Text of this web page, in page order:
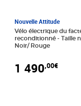
Nouvelle Attitude
Vélo électrique du
reconditionné - Taille normale -
Noir/ Rouge
1 490,00€